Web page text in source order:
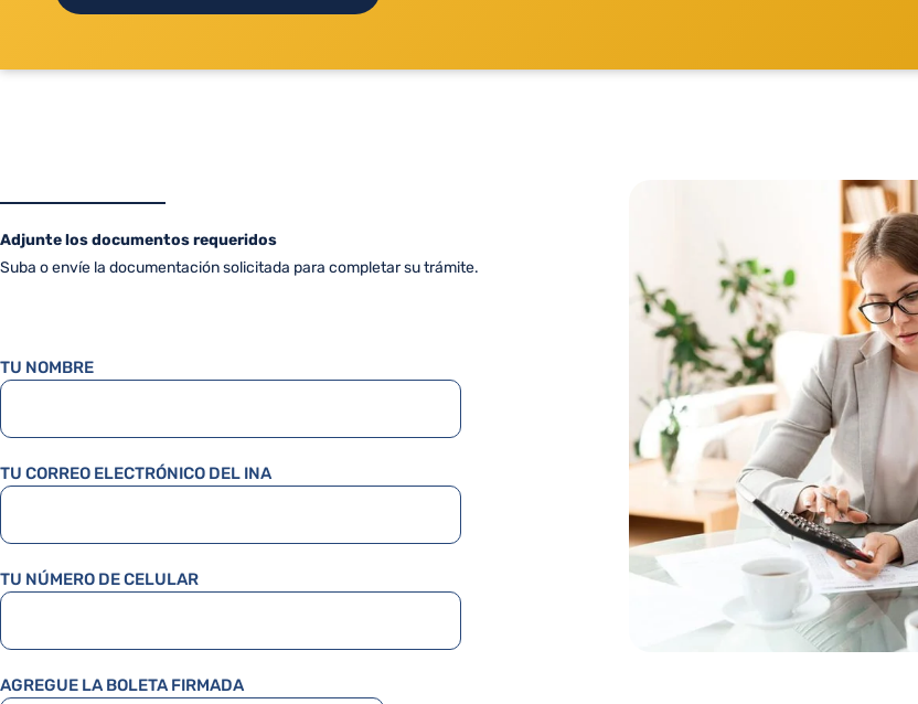
Adjunte los documentos requeridos
Suba o envíe la documentación solicitada para completar su trámite.
TU NOMBRE
TU CORREO ELECTRÓNICO DEL INA
TU NÚMERO DE CELULAR
AGREGUE LA BOLETA FIRMADA